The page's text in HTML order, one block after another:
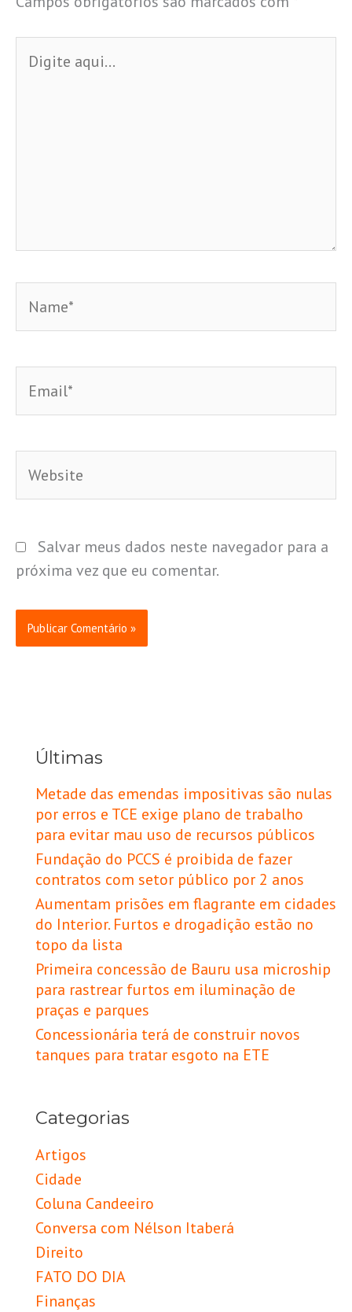
aqui...
Salvar meus dados neste navegador para a
próxima vez que eu comentar.
Últimas
Metade das emendas impositivas são nulas
por erros e TCE exige plano de trabalho
para evitar mau uso de recursos públicos
Fundação do PCCS é proibida de fazer
contratos com setor público por 2 anos
Aumentam prisões em flagrante em cidades
do Interior. Furtos e drogadição estão no
topo da lista
Primeira concessão de Bauru usa microship
para rastrear furtos em iluminação de
praças e parques
Concessionária terá de construir novos
tanques para tratar esgoto na ETE
Categorias
Artigos
Cidade
Coluna Candeeiro
Conversa com Nélson Itaberá
Direito
FATO DO DIA
Finanças